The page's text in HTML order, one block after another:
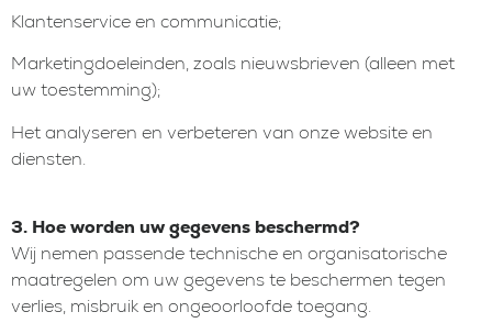
Klantenservice en communicatie;
Marketingdoeleinden, zoals nieuwsbrieven (alleen met
uw toestemming);
Het analyseren en verbeteren van onze website en
diensten.
3. Hoe worden uw gegevens beschermd?
Wij nemen passende technische en organisatorische
maatregelen om uw gegevens te beschermen tegen
verlies, misbruik en ongeoorloofde toegang.